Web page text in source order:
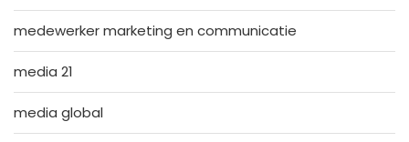
medewerker marketing en communicatie
media 21
media global